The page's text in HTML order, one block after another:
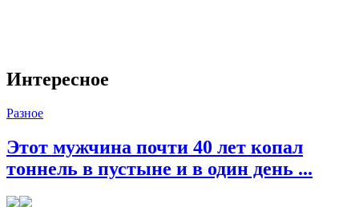
Интересное
Разное
Этот мужчина почти 40 лет копал
тоннель в пустыне и в один день ...